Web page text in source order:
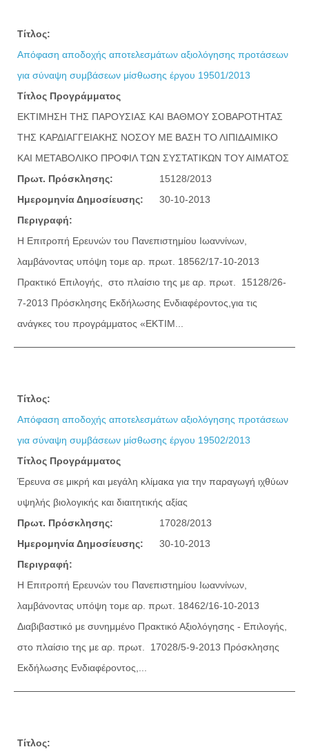
Τίτλος:
Απόφαση αποδοχής αποτελεσμάτων αξιολόγησης προτάσεων
για σύναψη συμβάσεων μίσθωσης έργου 19501/2013
Τίτλος Προγράμματος
ΕΚΤΙΜΗΣΗ ΤΗΣ ΠΑΡΟΥΣΙΑΣ ΚΑΙ ΒΑΘΜΟΥ ΣΟΒΑΡΟΤΗΤΑΣ
ΤΗΣ ΚΑΡΔΙΑΓΓΕΙΑΚΗΣ ΝΟΣΟΥ ΜΕ ΒΑΣΗ ΤΟ ΛΙΠΙΔΑΙΜΙΚΟ
ΚΑΙ ΜΕΤΑΒΟΛΙΚΟ ΠΡΟΦΙΛ ΤΩΝ ΣΥΣΤΑΤΙΚΩΝ ΤΟΥ ΑΙΜΑΤΟΣ
Πρωτ. Πρόσκλησης:
15128/2013
Ημερομηνία Δημοσίευσης:
30-10-2013
Περιγραφή:
Η Επιτροπή Ερευνών του Πανεπιστημίου Ιωαννίνων,
λαμβάνοντας υπόψη τoμε αρ. πρωτ. 18562/17-10-2013
Πρακτικό Επιλογής, στο πλαίσιο της με αρ. πρωτ. 15128/26-
7-2013 Πρόσκλησης Εκδήλωσης Ενδιαφέροντος,για τις
ανάγκες του προγράμματος «ΕΚΤΙΜ...
Τίτλος:
Απόφαση αποδοχής αποτελεσμάτων αξιολόγησης προτάσεων
για σύναψη συμβάσεων μίσθωσης έργου 19502/2013
Τίτλος Προγράμματος
Έρευνα σε μικρή και μεγάλη κλίμακα για την παραγωγή ιχθύων
υψηλής βιολογικής και διαιτητικής αξίας
Πρωτ. Πρόσκλησης:
17028/2013
Ημερομηνία Δημοσίευσης:
30-10-2013
Περιγραφή:
Η Επιτροπή Ερευνών του Πανεπιστημίου Ιωαννίνων,
λαμβάνοντας υπόψη τoμε αρ. πρωτ. 18462/16-10-2013
Διαβιβαστικό με συνημμένο Πρακτικό Αξιολόγησης - Επιλογής,
στο πλαίσιο της με αρ. πρωτ. 17028/5-9-2013 Πρόσκλησης
Εκδήλωσης Ενδιαφέροντος,...
Τίτλος: